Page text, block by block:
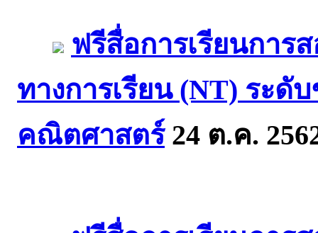
ฟรีสื่อการเรียนกา
ทางการเรียน (NT) ระ
คณิตศาสตร์24 ต.ค.